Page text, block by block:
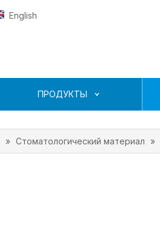
English
ПРОДУКТЫ
» Стоматологический материал »